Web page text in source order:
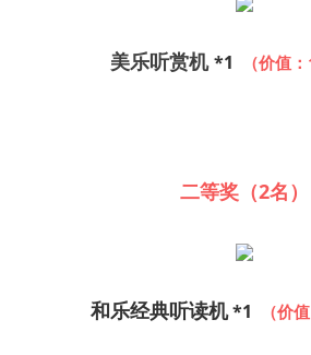
美乐听赏机 *1 （价值
二等奖（2名）
和乐经典听读机*1 （价